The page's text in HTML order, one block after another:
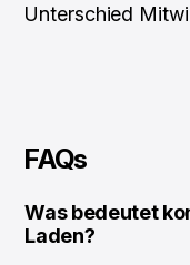
Unterschied
FAQs
Was bedeutet
Laden?